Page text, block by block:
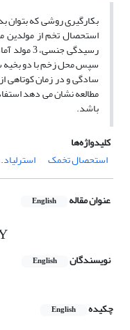
بکارگیری روشی که بتوان
سپس محل زخم با دو بخیه
مطالعه نشان می دهد
باشد. ‌ ‌
کلیدواژه‌ها
استحصال تخمک
استرلیاد.
عنوان مقاله English
نویسندگان English
چکیده English